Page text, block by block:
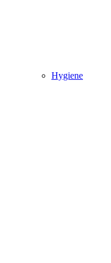
Hygiene